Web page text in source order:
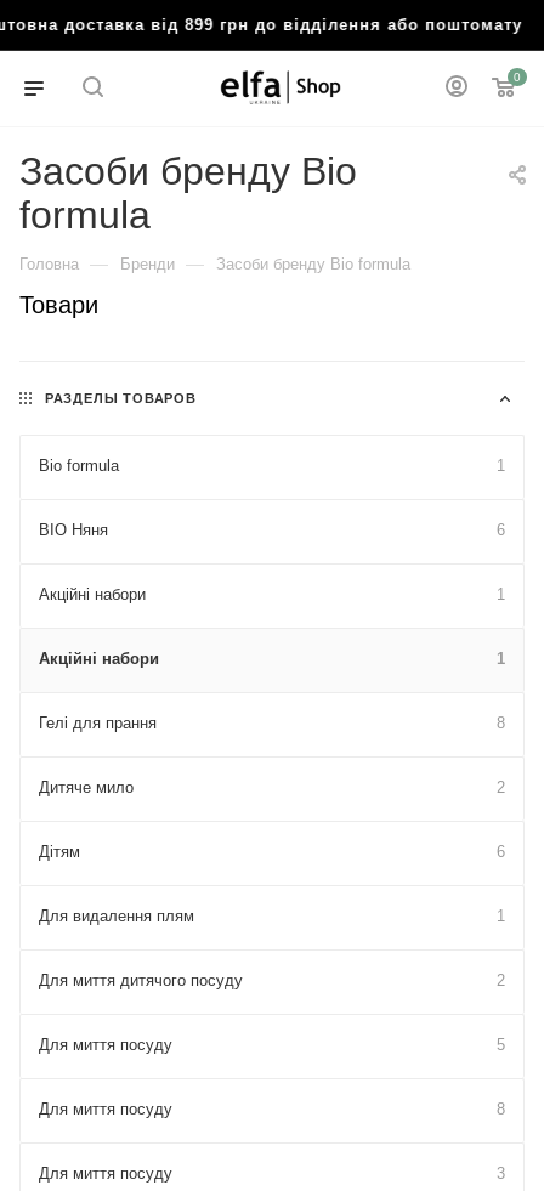
доставка від 899 грн до відділення або поштомату
0
Засоби бренду Bio
formula
Головна — Бренди — Засоби бренду Bio formula
Товари
РАЗДЕЛЫ ТОВАРОВ
Bio formula 1
BIO Няня 6
Акційні набори 1
Акційні набори 1
Гелі для прання 8
Дитяче мило 2
Дітям 6
Для видалення плям 1
Для миття дитячого посуду 2
Для миття посуду 5
Для миття посуду 8
Для миття посуду 3